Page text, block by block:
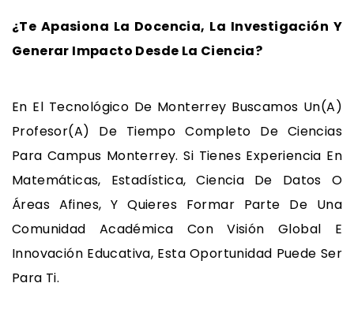
¿Te Apasiona La Docencia, La Investigación Y
Generar Impacto Desde La Ciencia?
En El Tecnológico De Monterrey Buscamos Un(a)
Profesor(a) De Tiempo Completo De Ciencias
Para Campus Monterrey. Si Tienes Experiencia En
Matemáticas, Estadística, Ciencia De Datos O
Áreas Afines, Y Quieres Formar Parte De Una
Comunidad Académica Con Visión Global E
Innovación Educativa, Esta Oportunidad Puede Ser
Para Ti.